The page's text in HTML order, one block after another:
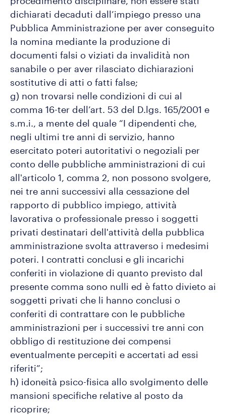
dichiarati decaduti dall’impiego presso una
Pubblica Amministrazione per aver conseguito
la nomina mediante la produzione di
documenti falsi o viziati da invalidità non
sanabile o per aver rilasciato dichiarazioni
sostitutive di atti o fatti false;
g) non trovarsi nelle condizioni di cui al
comma 16-ter dell’art. 53 del D.lgs. 165/2001 e
s.m.i., a mente del quale “I dipendenti che,
negli ultimi tre anni di servizio, hanno
esercitato poteri autoritativi o negoziali per
conto delle pubbliche amministrazioni di cui
all'articolo 1, comma 2, non possono svolgere,
nei tre anni successivi alla cessazione del
rapporto di pubblico impiego, attività
lavorativa o professionale presso i soggetti
privati destinatari dell'attività della pubblica
amministrazione svolta attraverso i medesimi
poteri. I contratti conclusi e gli incarichi
conferiti in violazione di quanto previsto dal
presente comma sono nulli ed è fatto divieto ai
soggetti privati che li hanno conclusi o
conferiti di contrattare con le pubbliche
amministrazioni per i successivi tre anni con
obbligo di restituzione dei compensi
eventualmente percepiti e accertati ad essi
riferiti”;
h) idoneità psico-fisica allo svolgimento delle
mansioni specifiche relative al posto da
ricoprire;